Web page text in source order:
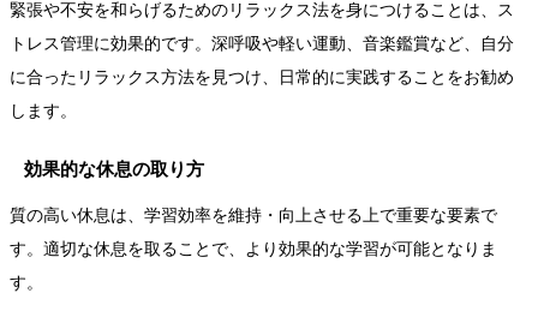
緊張や不安を和らげるためのリラックス法を身につけることは、ス
トレス管理に効果的です。深呼吸や軽い運動、音楽鑑賞など、自分
に合ったリラックス方法を見つけ、日常的に実践することをお勧め
します。
効果的な休息の取り方
質の高い休息は、学習効率を維持・向上させる上で重要な要素で
す。適切な休息を取ることで、より効果的な学習が可能となりま
す。